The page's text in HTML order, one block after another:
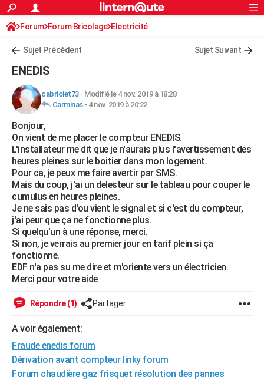
ACTUALITÉS
Politique
Société
Faits Divers
Education
Monde
Villes
+
FINANCE
Retraite
Impôts
Epargne
Immobilier
Risques naturels par ville
Banque
Assurance
Crédit
AUTO
Essais
Réserver un essai
Citadines
Berlines
SUV
Forum auto
+HIGH-TECH
Mobiles
Meilleur smartphone
Internet
Ordinateurs
Jeux vidéo
Guide high-tech
+BRICOLAGE
Forum
Aménagement intérieur
Extérieur
Cuisine
Salle de bains
Jardinage
Rangement
WEEK-END
Guides de France
Escapades
Patrimoine
Expositions
Musées
Week-end nature
LIFESTYLE
Art de vivre
Bien-être
Loisirs
Mode
Modes de vie
SANTE
Alimentation
Guide de la santé
Maladies
Médicaments
Sommeil
VOYAGE
Destinations
City break
Voyage nature
Voyage de noces
Forum
Climat
+PHOTO
GUIDES D'ACHAT
BONS PLANS
CARTE DE VOEUX
Carte de Noël
Carte Bonne année
Carte Saint-Valentin
Carte Pâques
Carte d'anniversaire
DICTIONNAIRE
S'inscrire
Connexion
Forum Forum Bricolage Electricité
Sujet Précédent Sujet Suivant
ENEDIS
cabriolet73- Modifié le 4 nov. 2019 à 18:28
Carminas- 4 nov. 2019 à 20:22
Bonjour,
On vient de me placer le compteur ENEDIS.
L'installateur me dit que je n'aurais plus l'avertissement des
heures pleines sur le boitier dans mon logement.
Pour ca, je peux me faire avertir par SMS.
Mais du coup, j'ai un delesteur sur le tableau pour couper le
cumulus en heures pleines.
Je ne sais pas d'ou vient le signal et si c'est du compteur,
j'ai peur que ça ne fonctionne plus.
Si quelqu'un à une réponse, merci.
Si non, je verrais au premier jour en tarif plein si ça
fonctionne.
EDF n'a pas su me dire et m'oriente vers un électricien.
Merci pour votre aide
Répondre (1) Partager
A voir également:
Fraude enedis forum
Dérivation avant compteur linky forum
Forum chaudière gaz frisquet résolution des pannes